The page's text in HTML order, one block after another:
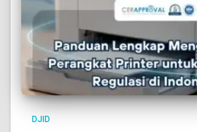
DJID